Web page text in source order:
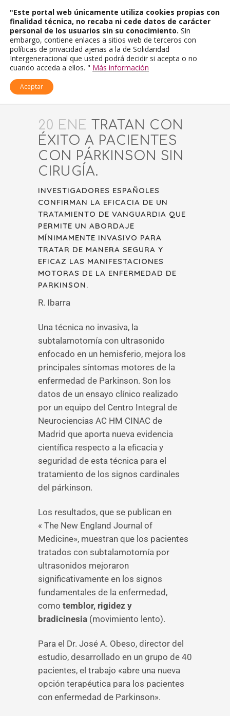
20 ENE
TRATAN CON
ÉXITO A PACIENTES
CON PÁRKINSON SIN
CIRUGÍA.
INVESTIGADORES ESPAÑOLES
CONFIRMAN LA EFICACIA DE UN
TRATAMIENTO DE VANGUARDIA QUE
PERMITE UN ABORDAJE
MÍNIMAMENTE INVASIVO PARA
TRATAR DE MANERA SEGURA Y
EFICAZ LAS MANIFESTACIONES
MOTORAS DE LA ENFERMEDAD DE
PARKINSON.
R. Ibarra
Una técnica no invasiva, la
subtalamotomía con ultrasonido
enfocado en un hemisferio, mejora los
principales síntomas motores de la
enfermedad de Parkinson. Son los
datos de un ensayo clínico realizado
por un equipo del Centro Integral de
Neurociencias AC HM CINAC de
Madrid que aporta nueva evidencia
científica respecto a la eficacia y
seguridad de esta técnica para el
tratamiento de los signos cardinales
del párkinson.
Los resultados, que se publican en
« The New England Journal of
Medicine», muestran que los pacientes
tratados con subtalamotomía por
ultrasonidos mejoraron
significativamente en los signos
fundamentales de la enfermedad,
como temblor, rigidez y
bradicinesia (movimiento lento).
Para el Dr. José A. Obeso, director del
estudio, desarrollado en un grupo de 40
pacientes, el trabajo «abre una nueva
opción terapéutica para los pacientes
con enfermedad de Parkinson».
"Este portal web únicamente utiliza cookies propias con
finalidad técnica, no recaba ni cede datos de carácter
personal de los usuarios sin su conocimiento. Sin
embargo, contiene enlaces a sitios web de terceros con
políticas de privacidad ajenas a la de Solidaridad
Intergeneracional que usted podrá decidir si acepta o no
cuando acceda a ellos. " Más información
Aceptar